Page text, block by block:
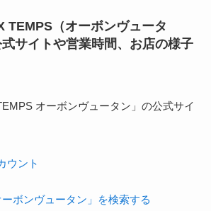
TEMPS（オーボンヴュータ
サイトや営業時間、お店の様子
オーボンヴュータン」の公式サイ
ウント
ボンヴュータン」を検索する